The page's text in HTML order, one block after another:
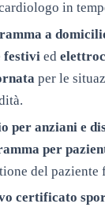
in
a
festivi ed
per le
per anziani e
per
del paziente
certificato